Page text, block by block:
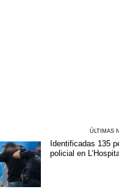
ÚLTIMAS
Identificadas 135
policial en